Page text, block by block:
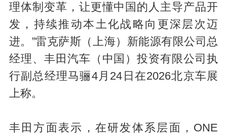
理体制变革，让更懂中国的人主导产品开
发，持续推动本土化战略向更深层次迈
进。”雷克萨斯（上海）新能源有限公司总
经理、丰田汽车（中国）投资有限公司执
行副总经理马骊4月24日在2026北京车展
上称。
丰田方面表示，在研发体系层面，ONE